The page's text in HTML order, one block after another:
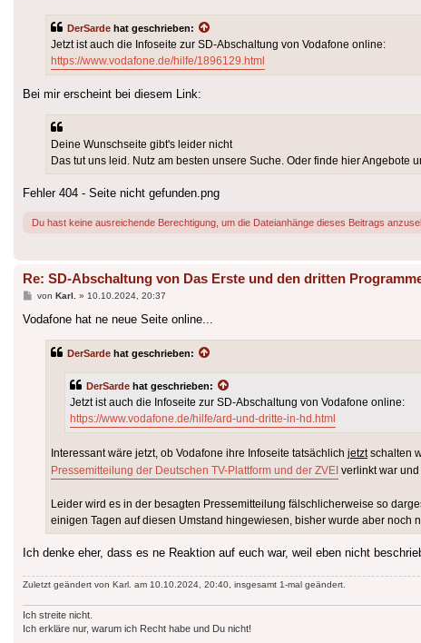
DerSarde hat geschrieben:
Jetzt ist auch die Infoseite zur SD-Abschaltung von Vodafone online:
https://www.vodafone.de/hilfe/1896129.html
Bei mir erscheint bei diesem Link:
Deine Wunschseite gibt's leider nicht
Das tut uns leid. Nutz am besten unsere Suche. Oder finde hier Angebote
Fehler 404 - Seite nicht gefunden.png
Du hast keine ausreichende Berechtigung, um die Dateianhänge dieses Beitrags
Re: SD-Abschaltung von Das Erste und den dritten
Beitrag
von Karl. » 10.10.2024, 20:37
Vodafone hat ne neue Seite online...
DerSarde hat geschrieben:
DerSarde hat geschrieben:
Jetzt ist auch die Infoseite zur SD-Abschaltung von Vodafone online:
https://www.vodafone.de/hilfe/ard-und-dritte-in-hd.html
Interessant wäre jetzt, ob Vodafone ihre Infoseite tatsächlich jetztschalten
Pressemitteilung der Deutschen TV-Plattform und der ZVEI verlinkt war
Leider wird es in der besagten Pressemitteilung fälschlicherweise so
einigen Tagen auf diesen Umstand hingewiesen, bisher wurde aber noch
Ich denke eher, dass es ne Reaktion auf euch war, weil eben nicht
Zuletzt geändert von Karl. am 10.10.2024, 20:40, insgesamt 1-mal geändert.
Ich streite nicht.
Ich erkläre nur, warum ich Recht habe und Du nicht!